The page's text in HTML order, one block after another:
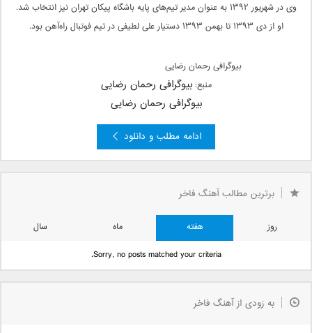
وی در شهریور ۱۳۹۲ به عنوان مدیر تیم‌های پایه باشگاه پیکان تهران نیز انتخاب شد.
او از دی ۱۳۹۳ تا بهمن ۱۳۹۳ دستیار علی لطیفی در تیم فوتبال راه‌آهن بود.
بیوگرافی رحمان رضایی
منبع:بیوگرافی رحمان رضایی
بیوگرافی رحمان رضایی
ادامه مطلب و دانلود
برترین مطالب آهنگ فاخر
روز هفته ماه
سال
Sorry, no posts matched your criteria.
به زودی از آهنگ فاخر